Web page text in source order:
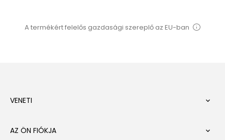
A termékért felelős gazdasági szereplő az EU-ban
VENETI 
AZ ÖN FIÓKJA 